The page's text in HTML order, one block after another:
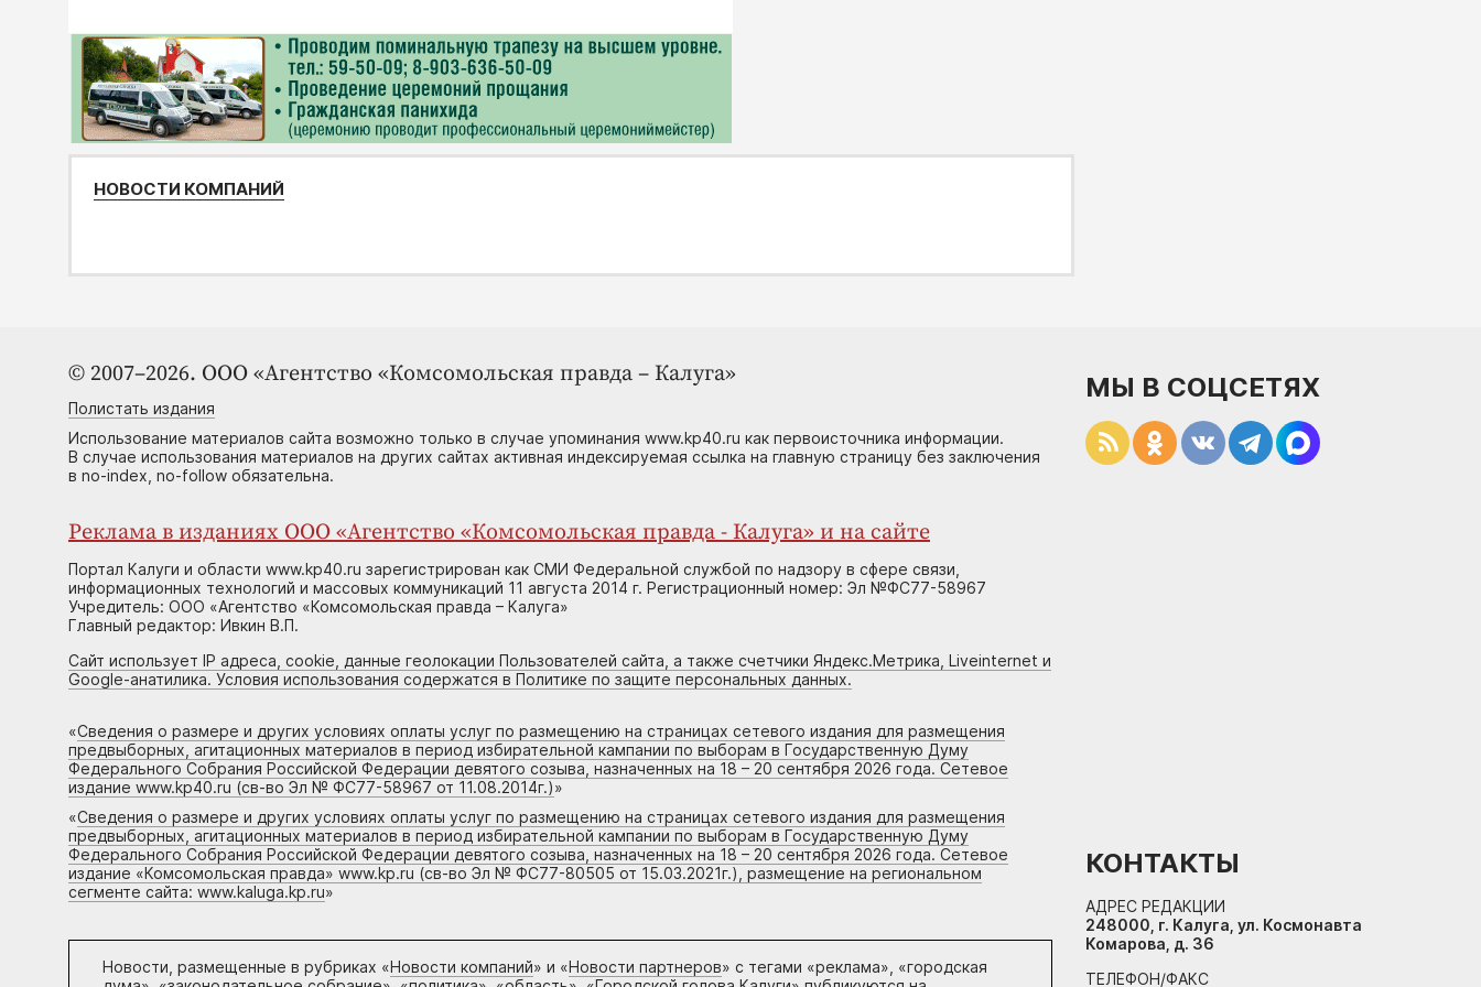
НОВОСТИ КОМПАНИЙ
© 2007–2026. ООО «Агентство «Комсомольская правда – Калуга»
Полистать издания
Использование материалов сайта возможно только в случае упоминания www.kp40.ru как первоисточника информации.
В случае использования материалов на других сайтах активная индексируемая ссылка на главную страницу без заключения
в no-index, no-follow обязательна.
Реклама в изданиях ООО «Агентство «Комсомольская правда - Калуга» и на сайте
Портал Калуги и области www.kp40.ru зарегистрирован как СМИ Федеральной службой по надзору в сфере связи,
информационных технологий и массовых коммуникаций 11 августа 2014 г. Регистрационный номер: Эл №ФС77-58967
Учредитель: ООО «Агентство «Комсомольская правда – Калуга»
Главный редактор: Ивкин В.П.
Сайт использует IP адреса, cookie, данные геолокации Пользователей сайта, а также счетчики Яндекс.Метрика, Liveinternet и
Google-анатилика. Условия использования содержатся в Политике по защите персональных данных.
«Сведения о размере и других условиях оплаты услуг по размещению на страницах сетевого издания для размещения
предвыборных, агитационных материалов в период избирательной кампании по выборам в Государственную Думу
Федерального Собрания Российской Федерации девятого созыва, назначенных на 18 – 20 сентября 2026 года. Сетевое
издание www.kp40.ru (св-во Эл № ФС77-58967 от 11.08.2014г.)»
«Сведения о размере и других условиях оплаты услуг по размещению на страницах сетевого издания для размещения
предвыборных, агитационных материалов в период избирательной кампании по выборам в Государственную Думу
Федерального Собрания Российской Федерации девятого созыва, назначенных на 18 – 20 сентября 2026 года. Сетевое
издание «Комсомольская правда» www.kp.ru (св-во Эл № ФС77-80505 от 15.03.2021г.), размещение на региональном
сегменте сайта: www.kaluga.kp.ru»
Новости, размещенные в рубриках «Новости компаний» и «Новости партнеров» с тегами «реклама», «городская
МЫ В СОЦСЕТЯХ
КОНТАКТЫ
АДРЕС РЕДАКЦИИ
248000, г. Калуга, ул. Космонавта
Комарова, д. 36
ТЕЛЕФОН/ФАКС